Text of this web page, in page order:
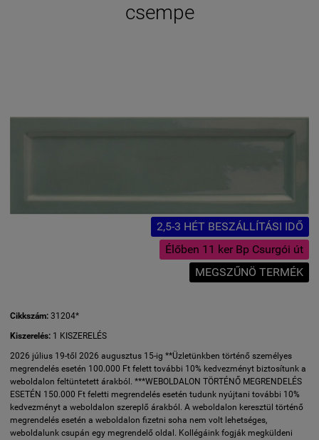
csempe
2,5-3 HÉT BESZÁLLÍTÁSI IDŐ
Élőben 11 ker Bp Csurgói út
MEGSZŰNÖ TERMÉK
Cikkszám: 31204*
Kiszerelés: 1 KISZERELÉS
2026 július 19-től 2026 augusztus 15-ig **Üzletünkben történő személyes
megrendelés esetén 100.000 Ft felett további 10% kedvezményt biztosítunk a
weboldalon feltüntetett árakból. ***WEBOLDALON TÖRTÉNŐ MEGRENDELÉS
ESETÉN 150.000 Ft feletti megrendelés esetén tudunk nyújtani további 10%
kedvezményt a weboldalon szereplő árakból. A weboldalon keresztül történő
megrendelés esetén a weboldalon fizetni soha nem volt lehetséges,
weboldalunk csupán egy megrendelő oldal. Kollégáink fogják megküldeni